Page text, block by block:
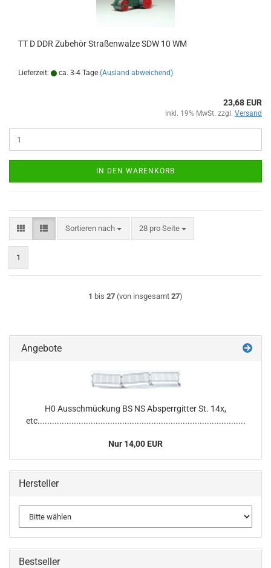
TT D DDR Zubehör Straßenwalze SDW 10 WM
Lieferzeit: ca. 3-4 Tage (Ausland abweichend)
23,68 EUR
inkl. 19% MwSt. zzgl. Versand
IN DEN WARENKORB
Sortieren nach
Sortieren nach 28 pro Seite
pro Seite
1
1 bis 27 (von insgesamt 27)
Angebote
H0 Ausschmückung BS NS Absperrgitter St. 14x,
etc......................................................................................
Nur 14,00 EUR
Hersteller
Bestseller